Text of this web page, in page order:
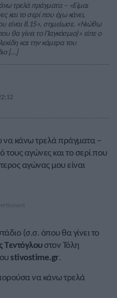
τρελά πράγματα – «Είμαι
και το σερί που έχω κάνει,
είναι 8.15», σημείωσε. «Νιώθω
θα γίνει το Παγκόσμιο)» είπε ο
και την κάμερα του
[…]
να κάνω τρελά πράγματα –
τους αγώνες και το σερί που
αγώνας μου είναι
(σ.σ. όπου θα γίνει το
Τεντόγλουστον Τόλη
stivostime.gr.
να κάνω τρελά